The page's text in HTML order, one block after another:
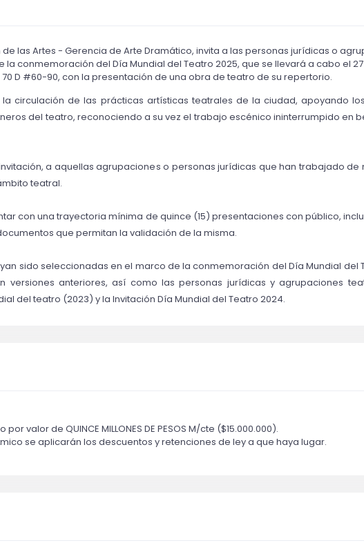
de las Artes - Gerencia de Arte Dramático, invita a las personas jurídicas o
conmemoración del Día Mundial del Teatro 2025, que se llevará a cabo el
D #60-90, con la presentación de una obra de teatro de su repertorio.
circulación de las prácticas artísticas teatrales de la ciudad, apoyando
del teatro, reconociendo a su vez el trabajo escénico ininterrumpido en
a aquellas agrupaciones o personas jurídicas que han trabajado de
teatral.
con una trayectoria mínima de quince (15) presentaciones con público,
que permitan la validación de la misma.
sido seleccionadas en el marco de la conmemoración del Día Mundial del
versiones anteriores, así como las personas jurídicas y agrupaciones
del teatro (2023) y la Invitación Día Mundial del Teatro 2024.
valor de QUINCE MILLONES DE PESOS M/cte ($15.000.000).
se aplicarán los descuentos y retenciones de ley a que haya lugar.